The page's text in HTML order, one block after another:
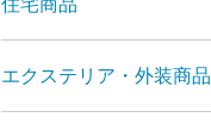
住宅商品
エクステリア・外装商品